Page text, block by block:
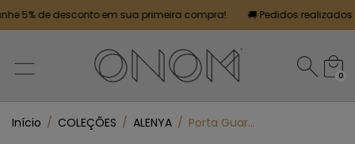
5% de desconto em sua primeira compra! 🚚 Pedidos realizados
0
Início / COLEÇÕES / ALENYA / Porta Guardanapo M Muiracatiara - ALENYA